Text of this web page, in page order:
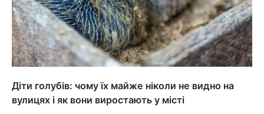
Діти голубів: чому їх майже ніколи не видно на
вулицях і як вони виростають у місті